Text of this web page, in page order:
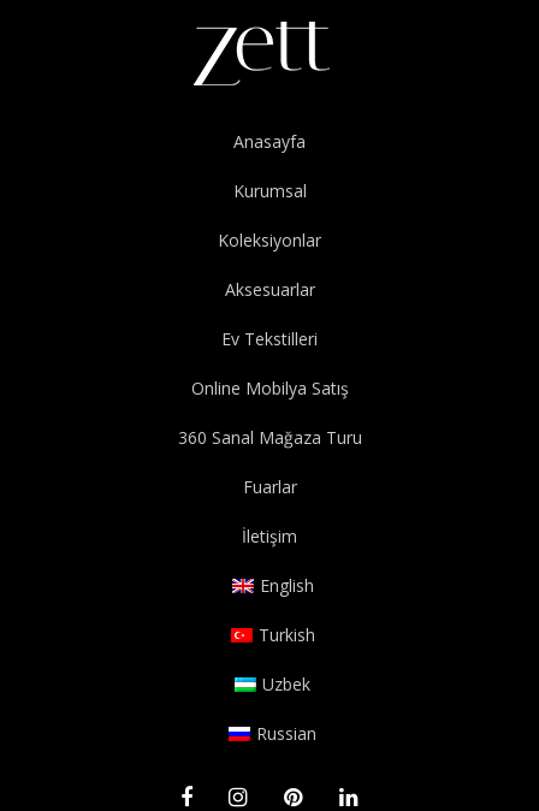
Anasayfa
Kurumsal
Koleksiyonlar
Aksesuarlar
Ev Tekstilleri
Online Mobilya Satış
360 Sanal Mağaza Turu
Fuarlar
İletişim
English
Turkish
Uzbek
Russian